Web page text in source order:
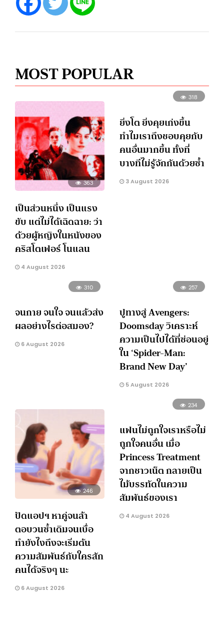
MOST POPULAR
363
เป็นส่วนหนึ่ง เป็นแรง
ขับ แต่ไม่ได้เฉิดฉาย: ว่า
ด้วยผู้หญิงในหนังของ
คริสโตเฟอร์ โนแลน
4 August 2026
318
ยิ่งโต ยิ่งคุยเก่งขึ้น
ทำไมเราถึงชอบคุยกับ
คนอื่นมากขึ้น ทั้งที่
บางทีไม่รู้จักกันด้วยซ้ำ
3 August 2026
310
จนกาย จนใจ จนแล้วส่ง
ผลอย่างไรต่อสมอง?
6 August 2026
257
ปูทางสู่ Avengers:
Doomsday วิเคราะห์
ความเป็นไปได้ที่ซ่อนอยู่
ใน ‘Spider-Man:
Brand New Day’
5 August 2026
246
ปัดแอปฯ หาคู่จนล้า
ตอบวนซ้ำเดิมจนเบื่อ
ทำยังไงถึงจะเริ่มต้น
ความสัมพันธ์กับใครสัก
คนได้จริงๆ นะ
6 August 2026
234
แฟนไม่ถูกใจเราหรือไม่
ถูกใจคนอื่น เมื่อ
Princess Treatment
จากชาวเน็ต กลายเป็น
ไม้บรรทัดในความ
สัมพันธ์ของเรา
4 August 2026